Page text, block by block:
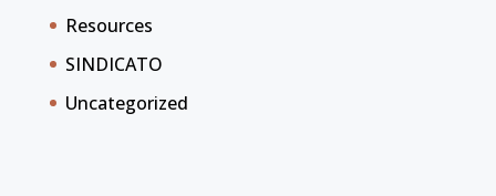
Resources
SINDICATO
Uncategorized